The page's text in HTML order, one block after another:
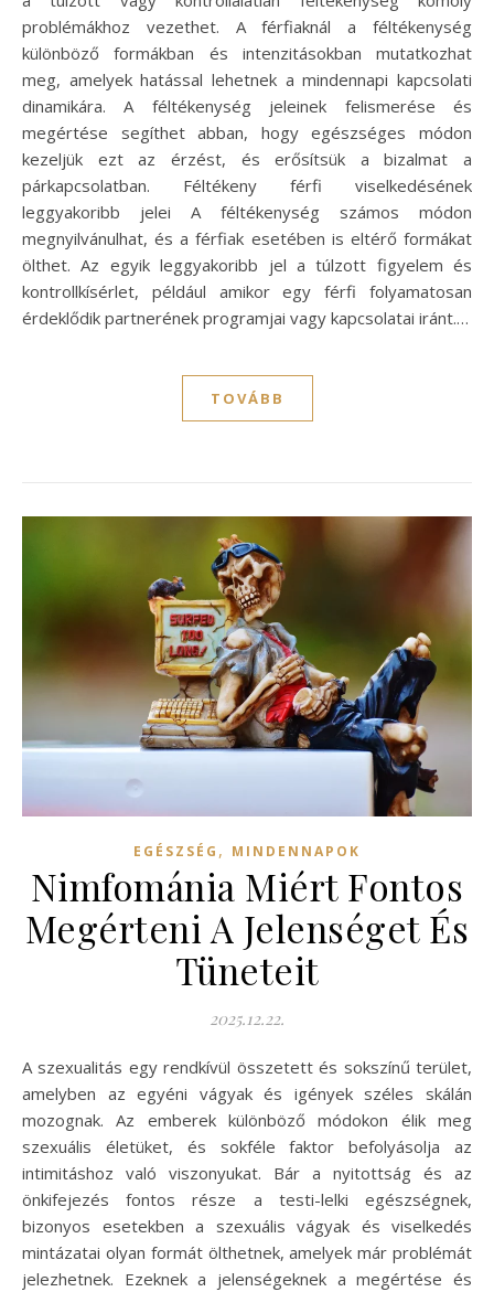
problémákhoz vezethet. A férfiaknál a féltékenység
különböző formákban és intenzitásokban mutatkozhat
meg, amelyek hatással lehetnek a mindennapi kapcsolati
dinamikára. A féltékenység jeleinek felismerése és
megértése segíthet abban, hogy egészséges módon
kezeljük ezt az érzést, és erősítsük a bizalmat a
párkapcsolatban. Féltékeny férfi viselkedésének
leggyakoribb jelei A féltékenység számos módon
megnyilvánulhat, és a férfiak esetében is eltérő formákat
ölthet. Az egyik leggyakoribb jel a túlzott figyelem és
kontrollkísérlet, például amikor egy férfi folyamatosan
érdeklődik partnerének programjai vagy kapcsolatai iránt.…
TOVÁBB
EGÉSZSÉG , MINDENNAPOK
Nimfománia Miért Fontos
Megérteni A Jelenséget És
Tüneteit
2025.12.22.
A szexualitás egy rendkívül összetett és sokszínű terület,
amelyben az egyéni vágyak és igények széles skálán
mozognak. Az emberek különböző módokon élik meg
szexuális életüket, és sokféle faktor befolyásolja az
intimitáshoz való viszonyukat. Bár a nyitottság és az
önkifejezés fontos része a testi-lelki egészségnek,
bizonyos esetekben a szexuális vágyak és viselkedés
mintázatai olyan formát ölthetnek, amelyek már problémát
jelezhetnek. Ezeknek a jelenségeknek a megértése és